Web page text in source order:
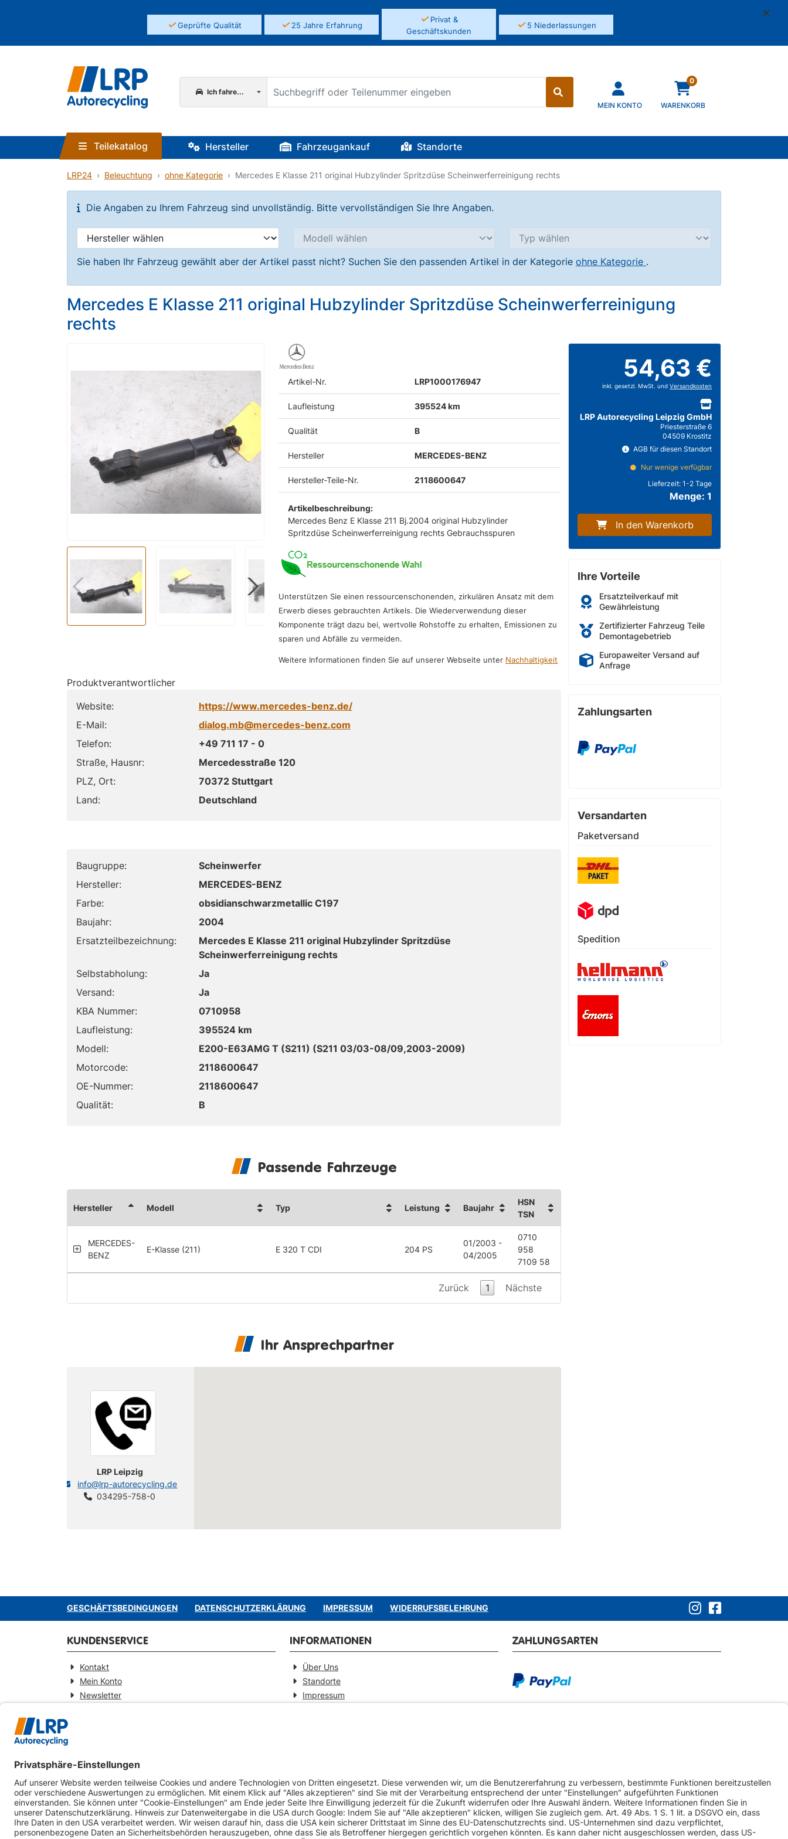
✓Geprüfte Qualität ✓25 Jahre Erfahrung
✓Privat &
Geschäftskunden
✓5 Niederlassungen
Ich fahre...
MEIN KONTO
0
WARENKORB
Teilekatalog Hersteller Fahrzeugankauf Standorte
LRP24 Beleuchtung ohne Kategorie Mercedes E Klasse 211 original Hubzylinder Spritzdüse Scheinwerferreinigung rechts
Die Angaben zu Ihrem Fahrzeug sind unvollständig. Bitte vervollständigen Sie Ihre Angaben.
Sie haben Ihr Fahrzeug gewählt aber der Artikel passt nicht? Suchen Sie den passenden Artikel in der Kategorie ohne Kategorie .
Mercedes E Klasse 211 original Hubzylinder Spritzdüse Scheinwerferreinigung
rechts
Artikel-Nr. LRP1000176947
Laufleistung 395524 km
Qualität B
Hersteller MERCEDES-BENZ
Hersteller-Teile-Nr. 2118600647
Artikelbeschreibung:
Mercedes Benz E Klasse 211 Bj.2004 original Hubzylinder
Spritzdüse Scheinwerferreinigung rechts Gebrauchsspuren
Unterstützen Sie einen ressourcenschonenden, zirkulären Ansatz mit dem
Erwerb dieses gebrauchten Artikels. Die Wiederverwendung dieser
Komponente trägt dazu bei, wertvolle Rohstoffe zu erhalten, Emissionen zu
sparen und Abfälle zu vermeiden.
Weitere Informationen finden Sie auf unserer Webseite unter Nachhaltigkeit
Produktverantwortlicher
Website:
https://www.mercedes-benz.de/
E-Mail:
dialog.mb@mercedes-benz.com
Telefon:
+49 711 17 - 0
Straße, Hausnr:
Mercedesstraße 120
PLZ, Ort:
70372 Stuttgart
Land:
Deutschland
Baugruppe:
Scheinwerfer
Hersteller:
MERCEDES-BENZ
Farbe:
obsidianschwarzmetallic C197
Baujahr:
2004
Ersatzteilbezeichnung:
Mercedes E Klasse 211 original Hubzylinder Spritzdüse
Scheinwerferreinigung rechts
Selbstabholung:
Ja
Versand:
Ja
KBA Nummer:
0710958
Laufleistung:
395524 km
Modell:
E200-E63AMG T (S211) (S211 03/03-08/09,2003-2009)
Motorcode:
2118600647
OE-Nummer:
2118600647
Qualität:
B
Passende Fahrzeuge
Hersteller Modell Typ Leistung Baujahr
HSN
TSN
MERCEDES-
BENZ
E-Klasse (211) E 320 T CDI 204 PS
01/2003 -
04/2005
0710
958
7109 58
Zurück 1 Nächste
Ihr Ansprechpartner
LRP Leipzig
info@lrp-autorecycling.de
034295-758-0
54,63 €
inkl. gesetzl. MwSt. und Versandkosten
LRP Autorecycling Leipzig GmbH
Priesterstraße 6
04509 Krostitz
AGB für diesen Standort
Nur wenige verfügbar
Lieferzeit: 1-2 Tage
Menge: 1
In den Warenkorb
Ihre Vorteile
Ersatzteilverkauf mit
Gewährleistung
Zertifizierter Fahrzeug Teile
Demontagebetrieb
Europaweiter Versand auf
Anfrage
Zahlungsarten
Versandarten
Paketversand
Spedition
GESCHÄFTSBEDINGUNGEN DATENSCHUTZERKLÄRUNG IMPRESSUM WIDERRUFSBELEHRUNG
KUNDENSERVICE
Kontakt
Mein Konto
Newsletter
INFORMATIONEN
Über Uns
Standorte
Impressum
ZAHLUNGSARTEN
Webseitenbetreiber
LRP-Autorecycling Magdeburg GmbH
Am Zweigkanal 9
39126 Magdeburg
0391-5441930
Ersatzteilverkauf mit Gewährleistung
Zertifizierter Fahrzeug-Demontagebetrieb
Umweltschonende Werkstattentsorgungen
Europaweiter Versand (auf Anfrage)
Paketversand Spedition